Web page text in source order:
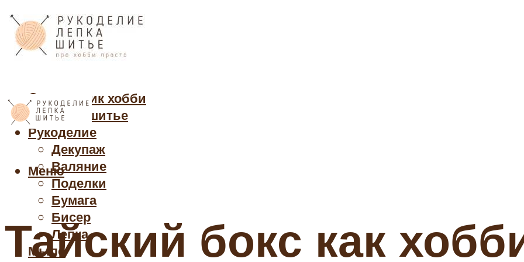
Cправочник хобби
Кройка и шитье
Рукоделие
Декупаж
Валяние
Поделки
Бумага
Бисер
Лепка
Мыло
Меню
Тайский бокс как